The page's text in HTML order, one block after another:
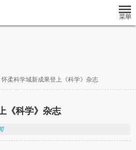
怀柔科学城新成果登上《科学》杂志
《科学》杂志